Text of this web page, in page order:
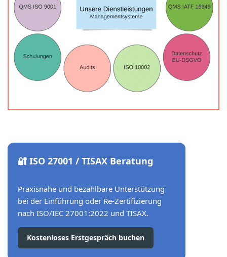
🔐 ISO 27001 / TISAX Beratung
Praxisnahe und bezahlbare Unterstützung
bei der Einführung oder Re-Zertifizierung
nach ISO/IEC 27001:2022 und TISAX.
Kostenloses Erstgespräch buchen